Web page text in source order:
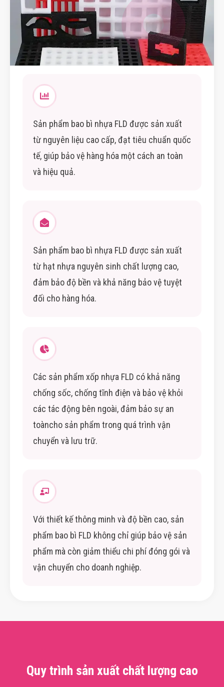
Sản phẩm bao bì nhựa FLD được sản xuất
từ nguyên liệu cao cấp, đạt tiêu chuẩn quốc
tế, giúp bảo vệ hàng hóa một cách an toàn
và hiệu quả.
Sản phẩm bao bì nhựa FLD được sản xuất
từ hạt nhựa nguyên sinh chất lượng cao,
đảm bảo độ bền và khả năng bảo vệ tuyệt
đối cho hàng hóa.
Các sản phẩm xốp nhựa FLD có khả năng
chống sốc, chống tĩnh điện và bảo vệ khỏi
các tác động bên ngoài, đảm bảo sự an
toàncho sản phẩm trong quá trình vận
chuyển và lưu trữ.
Với thiết kế thông minh và độ bền cao, sản
phẩm bao bì FLD không chỉ giúp bảo vệ sản
phẩm mà còn giảm thiểu chi phí đóng gói và
vận chuyển cho doanh nghiệp.
Quy trình sản xuất chất lượng cao